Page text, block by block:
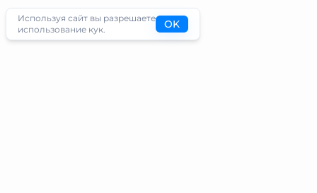
Используя сайт вы разрешаете
использование кук.
OK